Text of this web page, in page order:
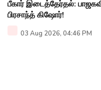
பீகார் இடைத்தேர்தல்:
பிரசாந்த் கிஷோர்!
03 Aug 2026, 04:46 PM